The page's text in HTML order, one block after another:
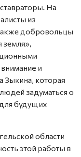
На
из
добровольцы
и
Зыкина, которая
задуматься о
будущих
области
этой работы в